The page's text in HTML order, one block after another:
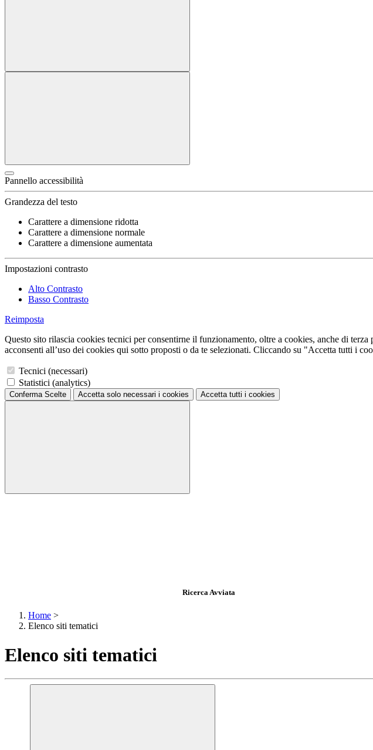
Pannello accessibilità
Grandezza del testo
Carattere a dimensione ridotta
Carattere a dimensione normale
Carattere a dimensione aumentata
Impostazioni contrasto
Alto Contrasto
Basso Contrasto
Reimposta
Questo sito rilascia cookies tecnici per consentirne il funzionamento, oltre a cookies, anche di
acconsenti all’uso dei cookies qui sotto proposti o da te selezionati. Cliccando su "Accetta tutti i
Tecnici (necessari)
Statistici (analytics)
Conferma Scelte Accetta solo necessari i cookies Accetta tutti i cookies
Ricerca Avviata
Home >
Elenco siti tematici
Elenco siti tematici